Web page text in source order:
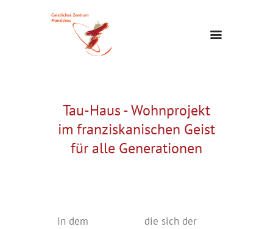
Tau-Haus - Wohnprojekt
im franziskanischen Geist
für alle Generationen
In dem
die sich der